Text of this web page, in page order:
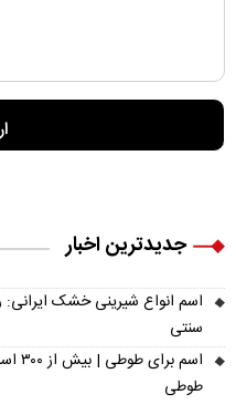
جدیدترین اخبار
اسم انواع شیرینی خشک ایرانی:
سنتی
طوطی